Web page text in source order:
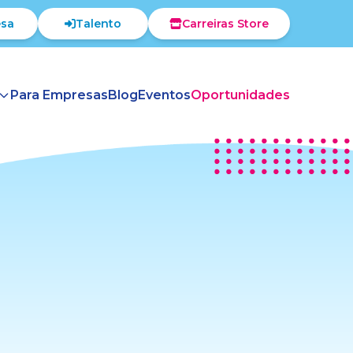
Talento Carreiras Store
Para EmpresasBlogEventosOportunidades